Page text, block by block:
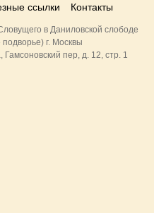
ссылки Контакты
в Даниловской слободе
г. Москвы
Гамсоновский пер, д. 12, стр. 1